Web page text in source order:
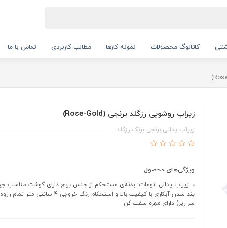
کاتالوگ محصولات نمونه کارها مطالب کاربردی تماس با ما
زیراب روشویی رزگلد برنجی (Rose-Gold)
زیرآب پدالی برنجی برنگ رزگلد
ویژگی‌های محصول
زیراب پدالی اتومات: بدنه‌ی مستحکم از جنس برنج دارای گوشت مناسب
بند شدن آبکاری با کیفیت بالا و استحکام رنگ خروجی 4
سر ریز) دارای مهره سفت کن